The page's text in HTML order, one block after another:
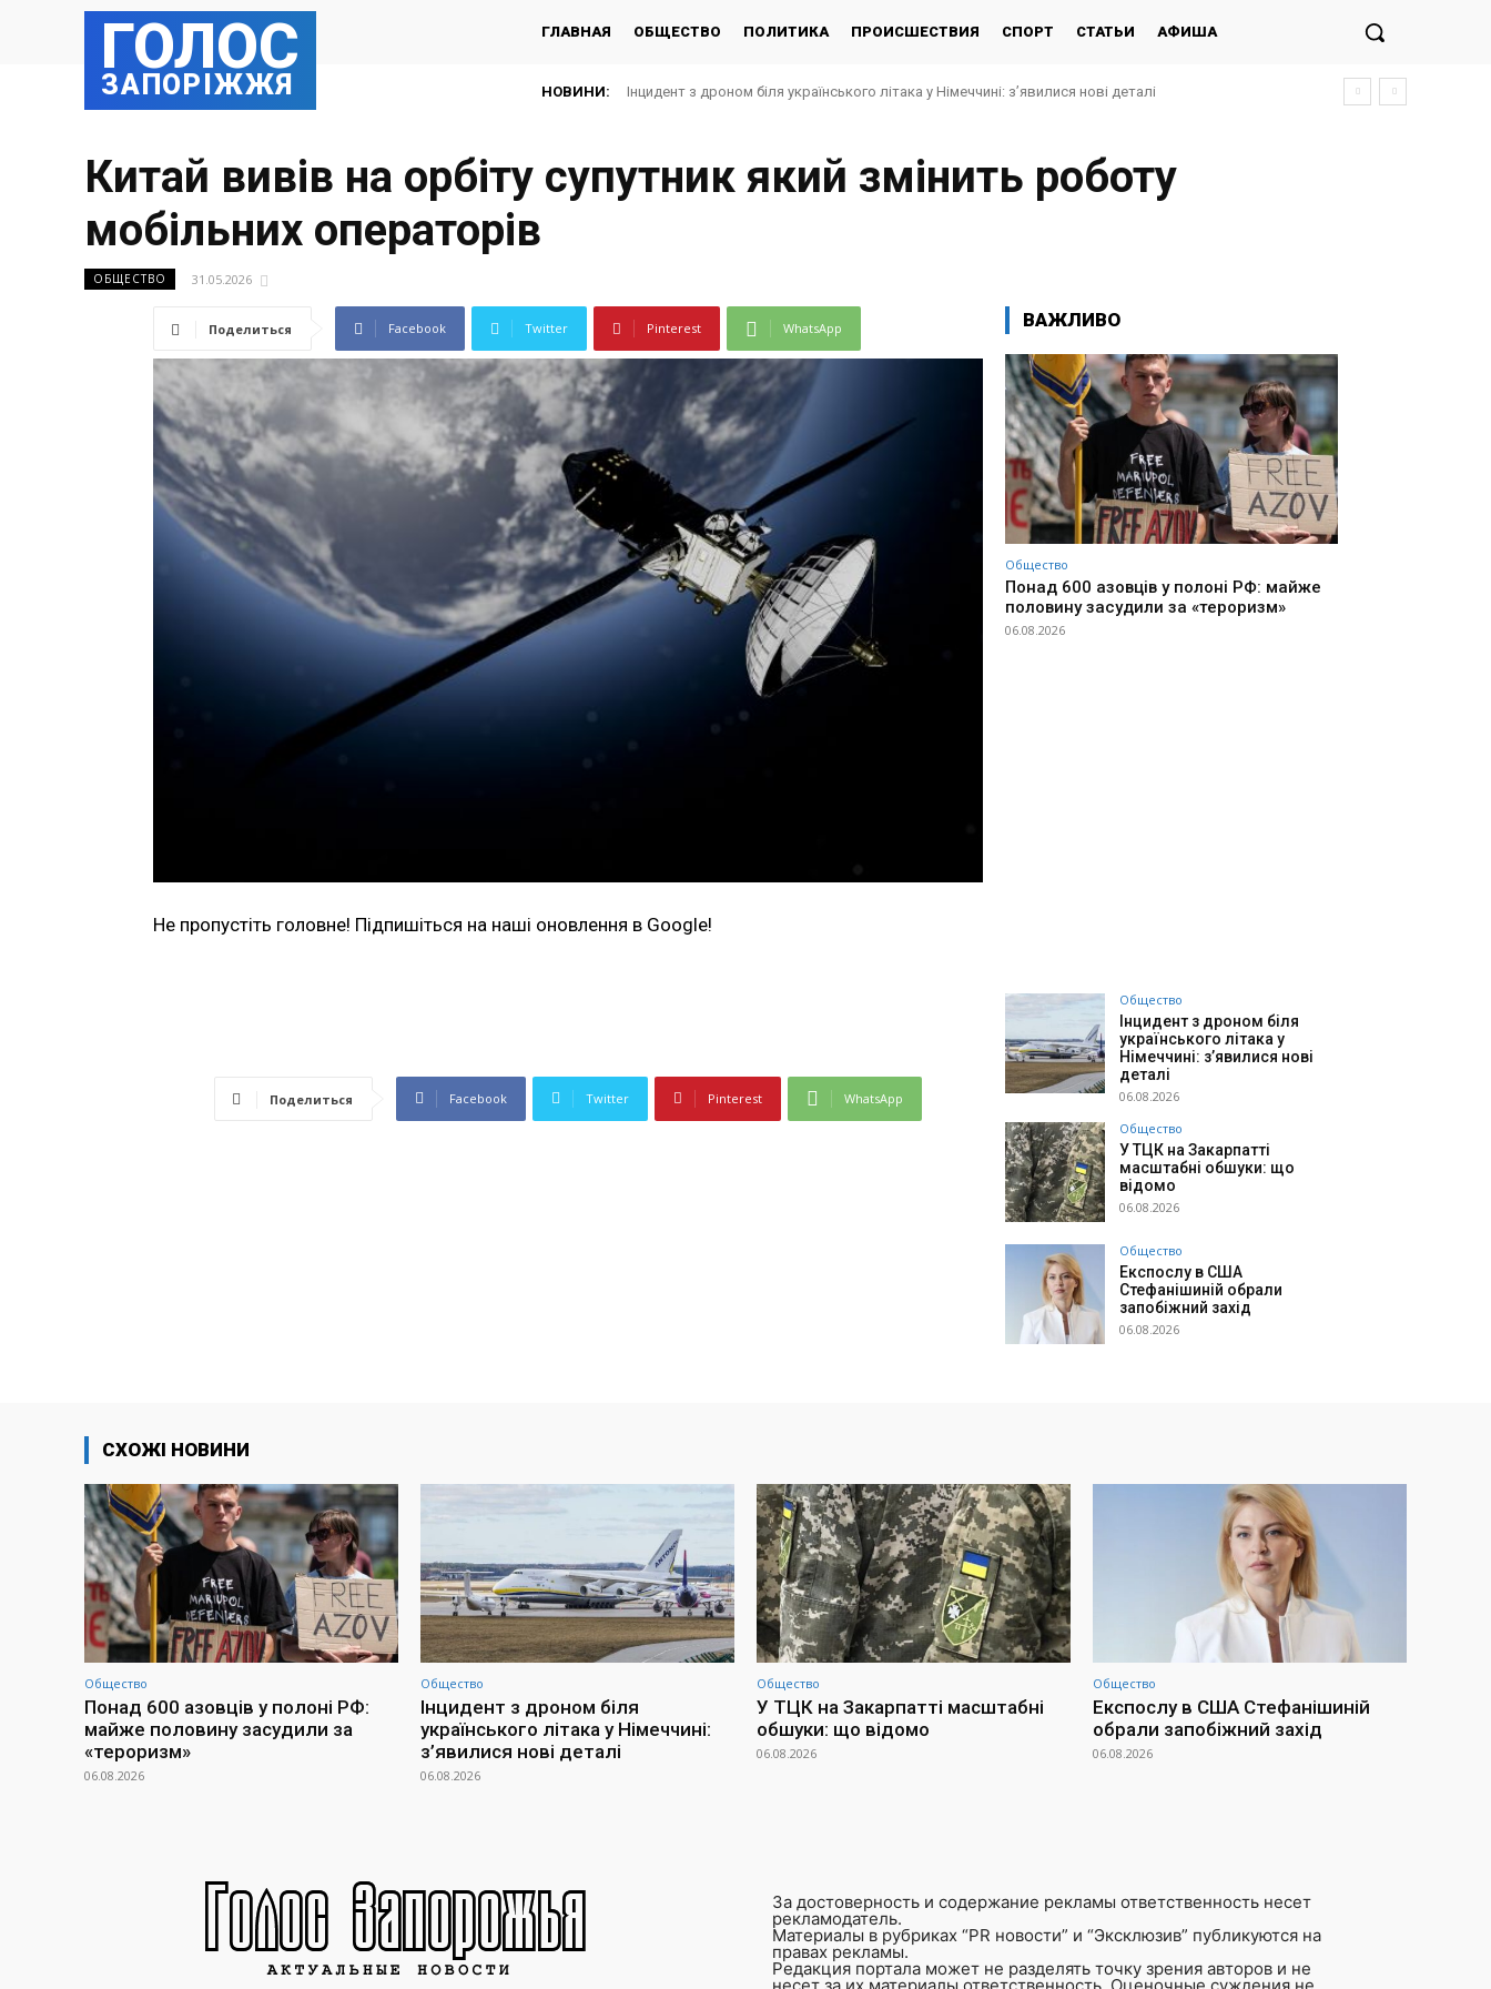
ГОЛОС
ЗАПОРІЖЖЯ
ГЛАВНАЯ ОБЩЕСТВО ПОЛИТИКА ПРОИСШЕСТВИЯ СПОРТ СТАТЬИ АФИША
НОВИНИ: Інцидент з дроном біля українського літака у Німеччині: з’явилися нові деталі
Китай вивів на орбіту супутник який змінить роботу
мобільних операторів
ОБЩЕСТВО 31.05.2026
Поделиться Facebook Twitter Pinterest WhatsApp
Не пропустіть головне! Підпишіться на наші оновлення в Google!
Поделиться Facebook Twitter Pinterest WhatsApp
ВАЖЛИВО
Общество
Понад 600 азовців у полоні РФ: майже
половину засудили за «тероризм»
06.08.2026
Общество
Інцидент з дроном біля
українського літака у
Німеччині: з’явилися нові
деталі
06.08.2026
Общество
У ТЦК на Закарпатті
масштабні обшуки: що
відомо
06.08.2026
Общество
Експослу в США
Стефанішиній обрали
запобіжний захід
06.08.2026
СХОЖІ НОВИНИ
Общество
Понад 600 азовців у полоні РФ:
майже половину засудили за
«тероризм»
06.08.2026
Общество
Інцидент з дроном біля
українського літака у Німеччині:
з’явилися нові деталі
06.08.2026
Общество
У ТЦК на Закарпатті масштабні
обшуки: що відомо
06.08.2026
Общество
Експослу в США Стефанішиній
обрали запобіжний захід
06.08.2026
За достоверность и содержание рекламы ответственность несет
рекламодатель.
Материалы в рубриках “PR новости” и “Эксклюзив” публикуются на
правах рекламы.
Редакция портала может не разделять точку зрения авторов и не